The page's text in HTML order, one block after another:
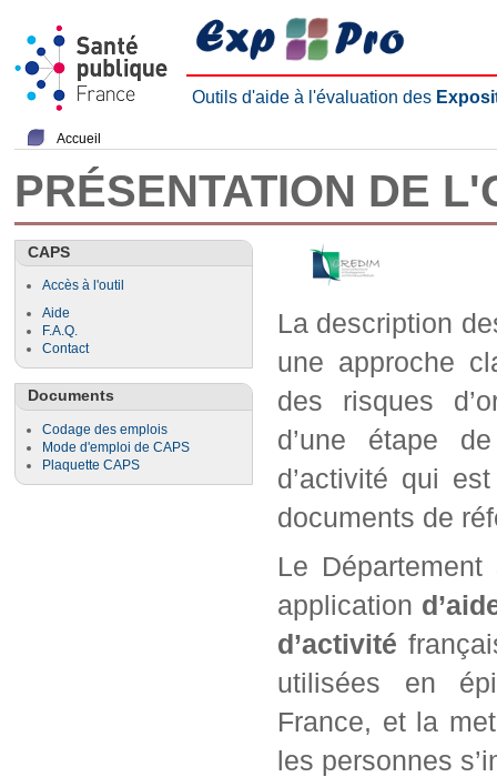
Outils d'aide à l'évaluation des
Accueil
PRÉSENTATION DE
CAPS
Accès à l'outil
Aide
F.A.Q.
Contact
Documents
Codage des emplois
Mode d'emploi de CAPS
Plaquette CAPS
La description
une approche
des risques
d’une étape
d’activité qui
documents de
Le
application
d’activité
utilisées en
France, et la
les personnes